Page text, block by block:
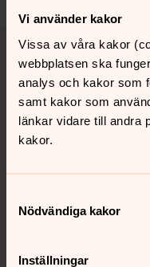
Vi använder kakor
Vissa av våra kakor
webbplatsen ska
analys och kakor som
samt kakor som
länkar vidare till andra
kakor.
Nödvändiga kakor
Inställningar
Kontakt
Kalender